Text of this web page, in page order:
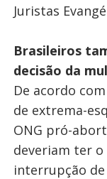
Juristas
Brasileiros
decisão da
De acordo
de extrema-
ONG pró-
deveriam ter
interrupção